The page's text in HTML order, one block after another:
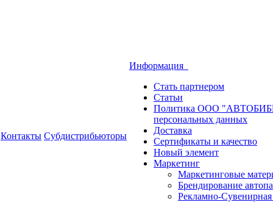
Контакты Субдистрибьюторы
Информация
Стать партнером
Статьи
Политика ООО
персональных данных
Доставка
Сертификаты и качество
Новый элемент
Маркетинг
Маркетинговые
Брендирование
Рекламно-